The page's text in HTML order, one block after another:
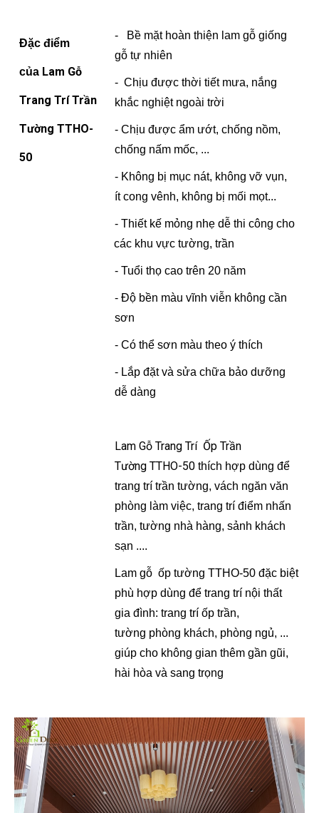
Đặc điểm
của Lam Gỗ
Trang Trí Trần
Tường TTHO-
50
- Bề mặt hoàn thiện lam gỗ giống
gỗ tự nhiên
- Chịu được thời tiết mưa, nắng
khắc nghiệt ngoài trời
- Chịu được ẩm ướt, chống nồm,
chống nấm mốc, ...
- Không bị mục nát, không vỡ vụn,
ít cong vênh, không bị mối mọt...
- Thiết kế mỏng nhẹ dễ thi công cho
các khu vực tường, trần
- Tuổi thọ cao trên 20 năm
- Độ bền màu vĩnh viễn không cần
sơn
- Có thể sơn màu theo ý thích
- Lắp đặt và sửa chữa bảo dưỡng
dễ dàng
Lam Gỗ Trang Trí Ốp Trần
Tường TTHO-50 thích hợp dùng để
trang trí trần tường, vách ngăn văn
phòng làm việc, trang trí điểm nhấn
trần, tường nhà hàng, sảnh khách
sạn ....
Lam gỗ ốp tường TTHO-50 đặc biệt
phù hợp dùng để trang trí nội thất
gia đình: trang trí ốp trần,
tường phòng khách, phòng ngủ, ...
giúp cho không gian thêm gần gũi,
hài hòa và sang trọng